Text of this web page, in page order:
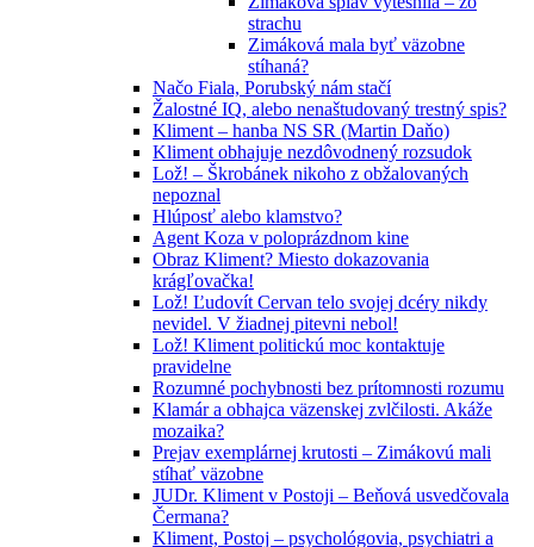
strachu
Zimáková mala byť väzobne
stíhaná?
Načo Fiala, Porubský nám stačí
Žalostné IQ, alebo nenaštudovaný trestný spis?
Kliment – hanba NS SR (Martin Daňo)
Kliment obhajuje nezdôvodnený rozsudok
Lož! – Škrobánek nikoho z obžalovaných
nepoznal
Hlúposť alebo klamstvo?
Agent Koza v poloprázdnom kine
Obraz Kliment? Miesto dokazovania
krágľovačka!
Lož! Ľudovít Cervan telo svojej dcéry nikdy
nevidel. V žiadnej pitevni nebol!
Lož! Kliment politickú moc kontaktuje
pravidelne
Rozumné pochybnosti bez prítomnosti rozumu
Klamár a obhajca väzenskej zvlčilosti. Akáže
mozaika?
Prejav exemplárnej krutosti – Zimákovú mali
stíhať väzobne
JUDr. Kliment v Postoji – Beňová usvedčovala
Čermana?
Kliment, Postoj – psychológovia, psychiatri a